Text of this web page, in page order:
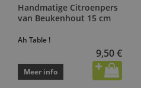
Handmatige Citroenpers
van Beukenhout 15 cm
Ah Table !
9,50 €
Meer info